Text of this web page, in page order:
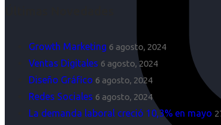
Growth Marketing 6 agosto, 2024
Ventas Digitales 6 agosto, 2024
Diseño Gráfico 6 agosto, 2024
Redes Sociales 6 agosto, 2024
La demanda laboral creció 10,3% en mayo